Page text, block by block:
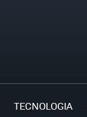
TECNOLOGIA